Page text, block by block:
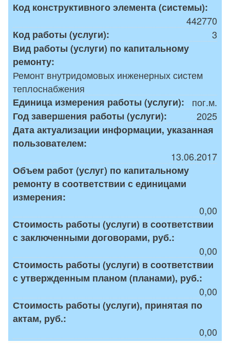
Код конструктивного элемента (системы):
442770
Код работы (услуги):
3
Вид работы (услуги) по капитальному
ремонту:
Ремонт внутридомовых инженерных систем
теплоснабжения
Единица измерения работы (услуги):
пог.м.
Год завершения работы (услуги):
2025
Дата актуализации информации, указанная
пользователем:
13.06.2017
Объем работ (услуг) по капитальному
ремонту в соответствии с единицами
измерения:
0,00
Стоимость работы (услуги) в соответствии
с заключенными договорами, руб.:
0,00
Стоимость работы (услуги) в соответствии
с утвержденным планом (планами), руб.:
0,00
Стоимость работы (услуги), принятая по
актам, руб.:
0,00